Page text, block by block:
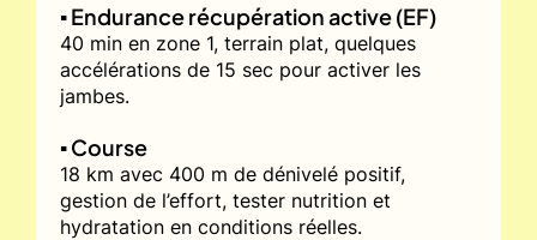
▪️ Endurance récupération active (EF)
40 min en zone 1, terrain plat, quelques
accélérations de 15 sec pour activer les
jambes.
▪️ Course
18 km avec 400 m de dénivelé positif,
gestion de l’effort, tester nutrition et
hydratation en conditions réelles.